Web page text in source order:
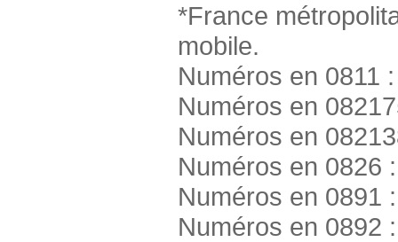
*France
mobile.
Numéros en 0811
Numéros en
Numéros en
Numéros en 0826
Numéros en 0891
Numéros en 0892